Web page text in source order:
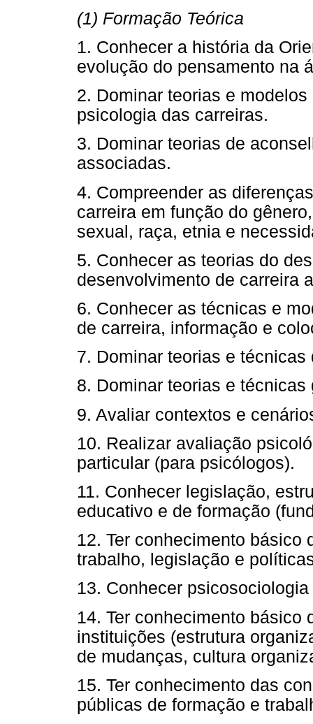
(1) Formação Teórica
1. Conhecer a história da
evolução do pensamento na
2. Dominar teorias e
psicologia das carreiras.
3. Dominar teorias de
associadas.
4. Compreender as
carreira em função do
sexual, raça, etnia e
5. Conhecer as teorias do
desenvolvimento de carreira
6. Conhecer as técnicas e
de carreira, informação e
7. Dominar teorias e técnicas
8. Dominar teorias e técnicas
9. Avaliar contextos e
10. Realizar avaliação
particular (para psicólogos).
11. Conhecer legislação,
educativo e de formação
12. Ter conhecimento básico
trabalho, legislação e
13. Conhecer
14. Ter conhecimento básico
instituições (estrutura
de mudanças, cultura
15. Ter conhecimento das
públicas de formação e